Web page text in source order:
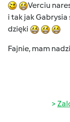
Verciu
i tak jak Gabrysia
dzięki
Fajnie, mam